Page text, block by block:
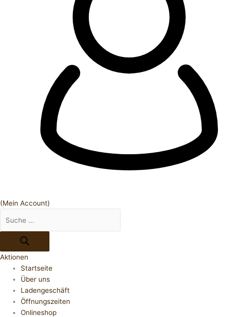
(Mein Account)
Aktionen
Startseite
Über uns
Ladengeschäft
Öffnungszeiten
Onlineshop